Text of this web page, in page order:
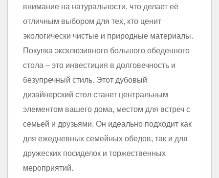
внимание на натуральности, что делает её
отличным выбором для тех, кто ценит
экологически чистые и природные материалы.
Покупка эксклюзивного большого обеденного
стола – это инвестиция в долговечность и
безупречный стиль. Этот дубовый
дизайнерский стол станет центральным
элементом вашего дома, местом для встреч с
семьей и друзьями. Он идеально подходит как
для ежедневных семейных обедов, так и для
дружеских посиделок и торжественных
мероприятий.